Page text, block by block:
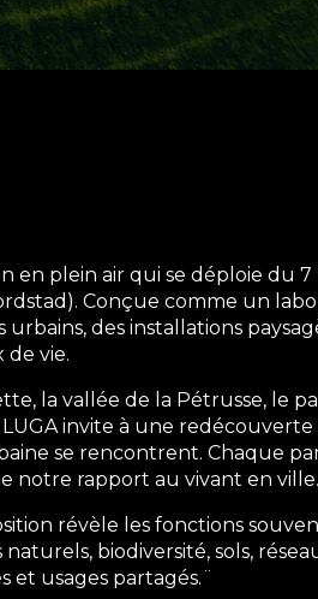
en plein air qui se déploie du 7
Conçue comme un
des installations
de vie.
la vallée de la Pétrusse, le
invite à une redécouverte
se rencontrent. Chaque
notre rapport au vivant en ville.
révèle les fonctions
biodiversité, sols,
et usages partagés.¨